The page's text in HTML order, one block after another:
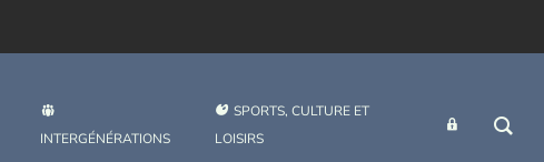
INTERGÉNÉRATIONS
SPORTS, CULTURE ET
LOISIRS
INTRANET